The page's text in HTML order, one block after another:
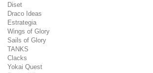
Diset
Draco Ideas
Estrategia
Wings of Glory
Sails of Glory
TANKS
Clacks
Yokai Quest